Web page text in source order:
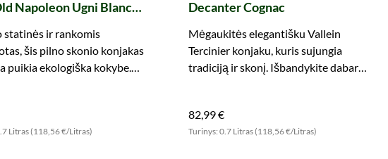
Napoleon Ugni Blanc
statinės ir rankomis
šis pilno skonio konjakas
puikia ekologiška kokybe.
Litras (118,56 €/Litras)
Decanter Cognac
Mėgaukitės elegantišku Vallein
Tercinier konjaku, kuris sujungia
tradiciją ir skonį. Išbandykite dabar ir
82,99 €
Turinys: 0.7 Litras (118,56 €/Litras)